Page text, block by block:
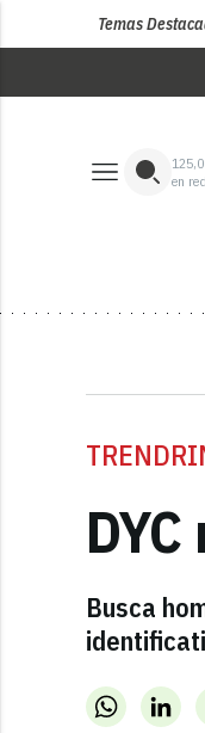
Temas
en
Busca
WhatsApp